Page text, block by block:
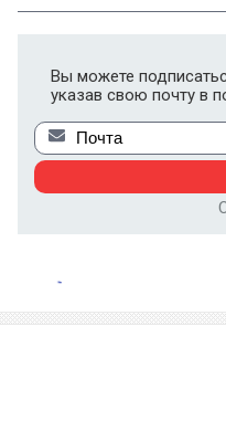
Вы можете
указав свою почту в